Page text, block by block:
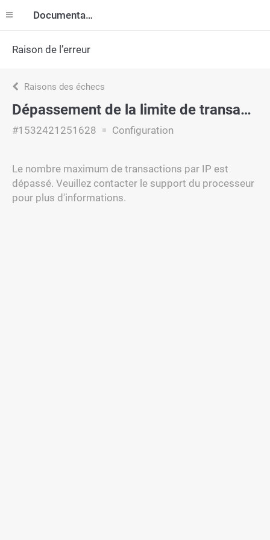
Documentation
Raison de l’erreur
Raisons des échecs
Dépassement de la limite de transaction
#1532421251628 Configuration
Le nombre maximum de transactions par IP est
dépassé. Veuillez contacter le support du processeur
pour plus d'informations.